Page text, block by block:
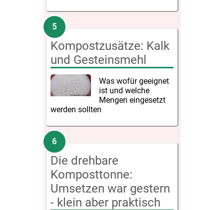
Kompostzusätze: Kalk
und Gesteinsmehl
Was wofür geeignet
ist und welche
Mengen eingesetzt
werden sollten
Die drehbare
Komposttonne:
Umsetzen war gestern
- klein aber praktisch